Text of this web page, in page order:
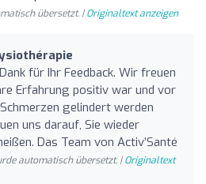
übersetzt. |Originaltext anzeigen
für Ihr Feedback. Wir freuen
Erfahrung positiv war und vor
gelindert werden
uns darauf, Sie wieder
Das Team von Activ’Santé
automatisch übersetzt. |Originaltext